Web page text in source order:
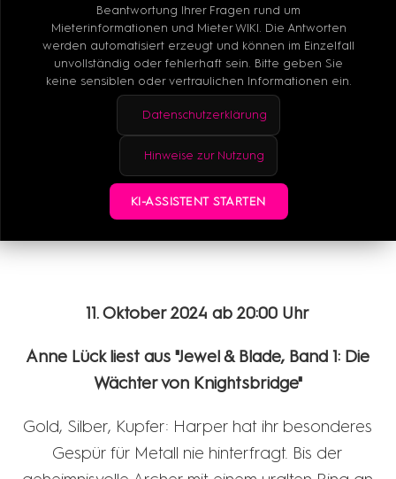
Beantwortung Ihrer Fragen rund um
Mieterinformationen und Mieter WIKI. Die Antworten
werden automatisiert erzeugt und können im Einzelfall
unvollständig oder fehlerhaft sein. Bitte geben Sie
keine sensiblen oder vertraulichen Informationen ein.
Datenschutzerklärung
Hinweise zur Nutzung
KI-ASSISTENT STARTEN
Wettbewerb um ein Stipendium an der
renommierten Uni erfährt, ergreift sie ihre Chance
und fliegt nach Seattle. Dort angekommen gerät
sie direkt mit Kace aus Dublin aneinander. Was
Brynn nicht weiß: Kace ist nicht nur wegen seines
musikalischen Talents am LSC. Aber sie spürt, dass
sich mehr hinter seiner kühlen Fassade verbirgt.
Doch je näher Brynn ihm kommt, desto heftiger
stößt Kace sie von sich...
11. Oktober 2024 ab 20:00 Uhr
Anne Lück liest aus "Jewel & Blade, Band 1: Die
Wächter von Knightsbridge"
Gold, Silber, Kupfer: Harper hat ihr besonderes
Gespür für Metall nie hinterfragt. Bis der